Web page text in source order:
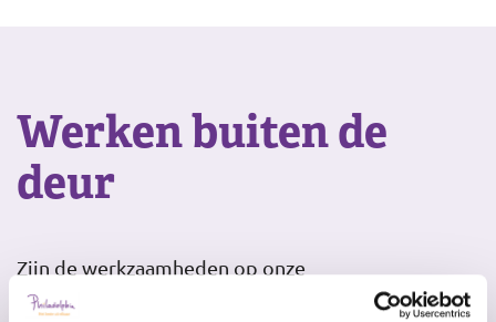
Werken buiten de
deur
Zijn de werkzaamheden op onze
dagbestedingslocatie geen uitdaging meer, gaan